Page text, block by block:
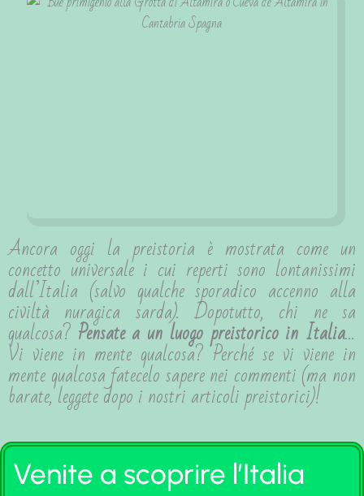
Ancora oggi la preistoria è mostrata come un
concetto universale i cui reperti sono lontanissimi
dall’Italia (salvo qualche sporadico accenno alla
civiltà nuragica sarda). Dopotutto, chi ne sa
qualcosa? Pensate a un luogo preistorico in Italia…
Vi viene in mente qualcosa? Perché se vi viene in
mente qualcosa fatecelo sapere nei commenti (ma non
barate, leggete dopo i nostri articoli preistorici)!
Venite a scoprire l’Italia